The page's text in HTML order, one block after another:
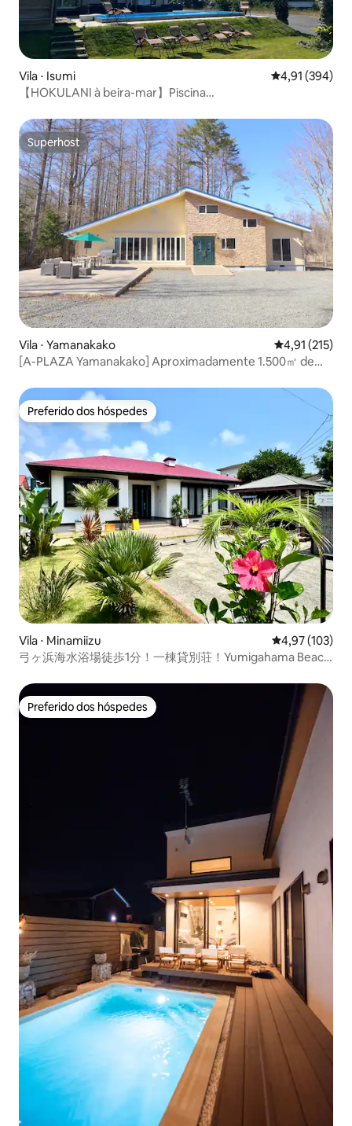
Vila ⋅ Isumi 4,91 de uma
4,91 (394)
【HOKULANI à beira-mar】Piscina
Superhost
Superhost
Vila ⋅ Yamanakako 4,91 de uma
4,91 (215)
[A-PLAZA Yamanakako] Aproximadamente 1.500㎡ de
grupo por dia
Preferido dos hóspedes
Preferido dos hóspedes
Vila ⋅ Minamiizu 4,97 de uma
4,97 (103)
弓ヶ浜海水浴場徒歩1分！一棟貸別荘！Yumigahama Beach
Preferido dos hóspedes
Preferido dos hóspedes